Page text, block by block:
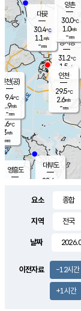
의도
℃
m/s
mm
영흥도
대부도
28.4
경서동
31.2℃
1.5 m/s
-mm
대곶
30.4℃
1.1 m/s
-mm
양촌
30.0℃
1.0m/s
-mm
인천(공)
29.4℃
1.9m/s
-mm
인천
29.5℃
2.6m/s
-mm
요소
지역
날짜
이전자료 -12시간
+1시간